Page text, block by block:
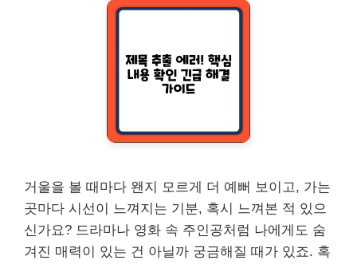
거울을 볼 때마다 왠지 모르게 더 예뻐 보이고, 가는
곳마다 시선이 느껴지는 기분, 혹시 느껴본 적 있으
신가요? 드라마나 영화 속 주인공처럼 나에게도 숨
겨진 매력이 있는 건 아닐까 궁금해질 때가 있죠. 혹